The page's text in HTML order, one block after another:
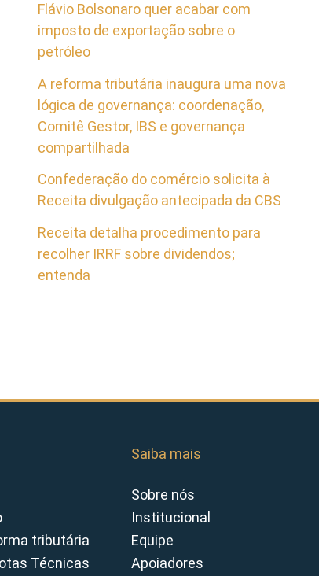
Flávio Bolsonaro quer acabar com
imposto de exportação sobre o
petróleo
A reforma tributária inaugura uma nova
lógica de governança: coordenação,
Comitê Gestor, IBS e governança
compartilhada
Confederação do comércio solicita à
Receita divulgação antecipada da CBS
Receita detalha procedimento para
recolher IRRF sobre dividendos;
entenda
tributária
Técnicas
Saiba mais
Sobre nós
Institucional
Equipe
Apoiadores